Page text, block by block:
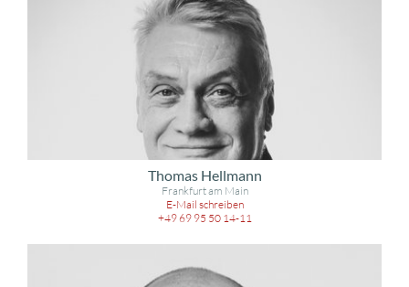
Thomas Hellmann
Frankfurt am Main
E-Mail schreiben
+49 69 95 50 14-11